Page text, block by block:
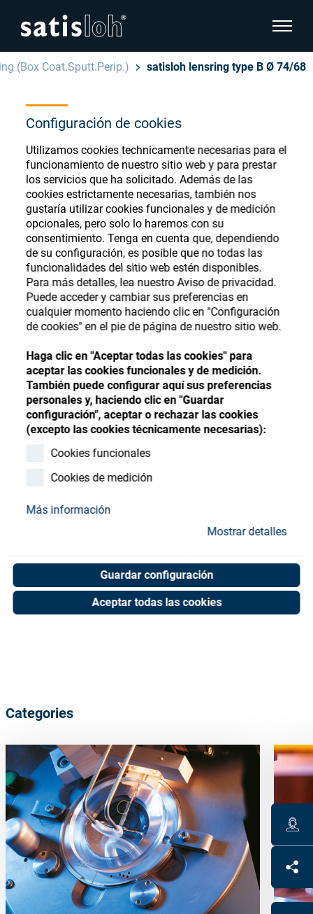
Configuración de cookies
Utilizamos cookies technicamente necesarias para el
funcionamiento de nuestro sitio web y para prestar
los servicios que ha solicitado. Además de las
cookies estrictamente necesarias, también nos
gustaría utilizar cookies funcionales y de medición
opcionales, pero solo lo haremos con su
consentimiento. Tenga en cuenta que, dependiendo
de su configuración, es posible que no todas las
funcionalidades del sitio web estén disponibles.
Para más detalles, lea nuestro Aviso de privacidad.
Puede acceder y cambiar sus preferencias en
cualquier momento haciendo clic en "Configuración
de cookies" en el pie de página de nuestro sitio web.
Haga clic en "Aceptar todas las cookies" para
aceptar las cookies funcionales y de medición.
También puede configurar aquí sus preferencias
personales y, haciendo clic en "Guardar
configuración", aceptar o rechazar las cookies
(excepto las cookies técnicamente necesarias):
Cookies funcionales
Cookies de medición
Más información
Mostrar detalles
Guardar configuración
Aceptar todas las cookies
show
Español
Oftálmica
Óptica de Precisión
Quiénes Somos
Carrera
Recursos
Contacto
Store
hide page navigation
English
Deutsch
汉语
Français
(Box Coat.Sputt.Perip.) satisloh lensring type B Ø 74/68
Ophthalmic Consumables
Store
Register or Sign-in to access your accounts
and explore our wide range of ophthalmic
consumables
Register Sign-In
satisloh lensring type B Ø
74/68
Unit of measure : Piece
Shop now
Categories